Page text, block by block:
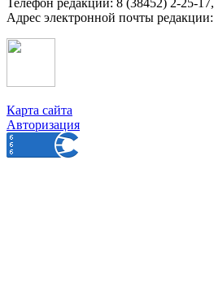
Адрес электронной почты редакции:
Карта сайта
Авторизация